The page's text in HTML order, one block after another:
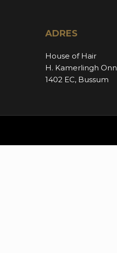
ADRES
House of Hair
H. Kamerlingh
1402 EC, Bussum